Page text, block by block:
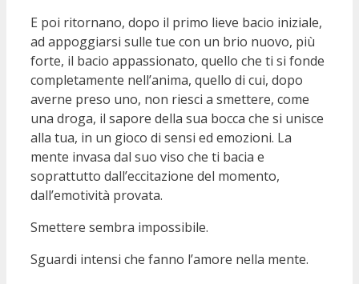
E poi ritornano, dopo il primo lieve bacio iniziale,
ad appoggiarsi sulle tue con un brio nuovo, più
forte, il bacio appassionato, quello che ti si fonde
completamente nell’anima, quello di cui, dopo
averne preso uno, non riesci a smettere, come
una droga, il sapore della sua bocca che si unisce
alla tua, in un gioco di sensi ed emozioni. La
mente invasa dal suo viso che ti bacia e
soprattutto dall’eccitazione del momento,
dall’emotività provata.
Smettere sembra impossibile.
Sguardi intensi che fanno l’amore nella mente.